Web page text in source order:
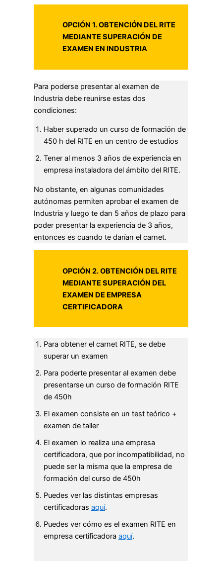
OPCIÓN 1. OBTENCIÓN DEL RITE
MEDIANTE SUPERACIÓN DE
EXAMEN EN INDUSTRIA
Para poderse presentar al examen de
Industria debe reunirse estas dos
condiciones:
Haber superado un curso de formación de
450 h del RITE en un centro de estudios
Tener al menos 3 años de experiencia en
empresa instaladora del ámbito del RITE.
No obstante, en algunas comunidades
autónomas permiten aprobar el examen de
Industria y luego te dan 5 años de plazo para
poder presentar la experiencia de 3 años,
entonces es cuando te darían el carnet.
OPCIÓN 2. OBTENCIÓN DEL RITE
MEDIANTE SUPERACIÓN DEL
EXAMEN DE EMPRESA
CERTIFICADORA
Para obtener el carnet RITE, se debe
superar un examen
Para poderte presentar al examen debe
presentarse un curso de formación RITE
de 450h
El examen consiste en un test teórico +
examen de taller
El examen lo realiza una empresa
certificadora, que por incompatibilidad, no
puede ser la misma que la empresa de
formación del curso de 450h
Puedes ver las distintas empresas
certificadoras aquí.
Puedes ver cómo es el examen RITE en
empresa certificadora aquí.